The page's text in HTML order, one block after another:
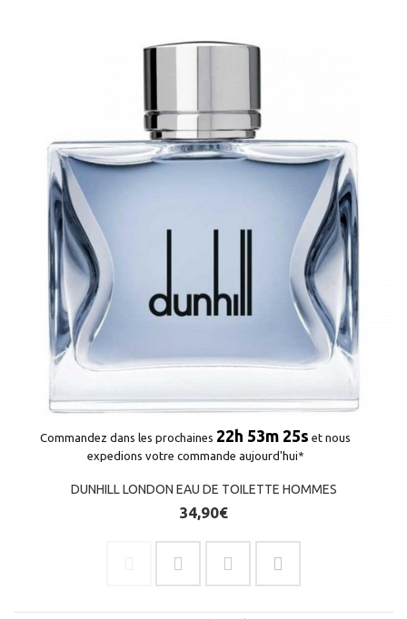
Commandez dans les prochaines 22h 53m 25s et nous
expedions votre commande aujourd'hui*
DUNHILL LONDON EAU DE TOILETTE HOMMES
34,90€